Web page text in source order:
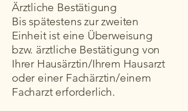
Ärztliche Bestätigung
Bis spätestens zur zweiten
Einheit ist eine Überweisung
bzw. ärztliche Bestätigung von
Ihrer Hausärztin/Ihrem Hausarzt
oder einer Fachärztin/einem
Facharzt erforderlich.